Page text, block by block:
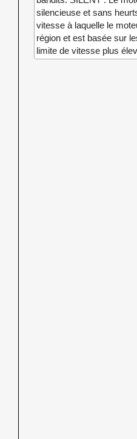
silencieuse et sans
vitesse à laquelle le
région et est basée sur
limite de vitesse plus